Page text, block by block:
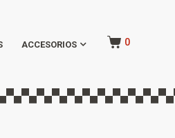
ACCESORIOS 0